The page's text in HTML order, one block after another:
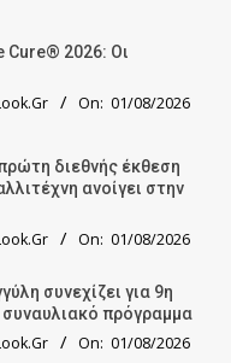
Cure® 2026: Οι
On: 01/08/2026
διεθνής έκθεση
ανοίγει στην
On: 01/08/2026
συνεχίζει για 9η
πρόγραμμα
On: 01/08/2026